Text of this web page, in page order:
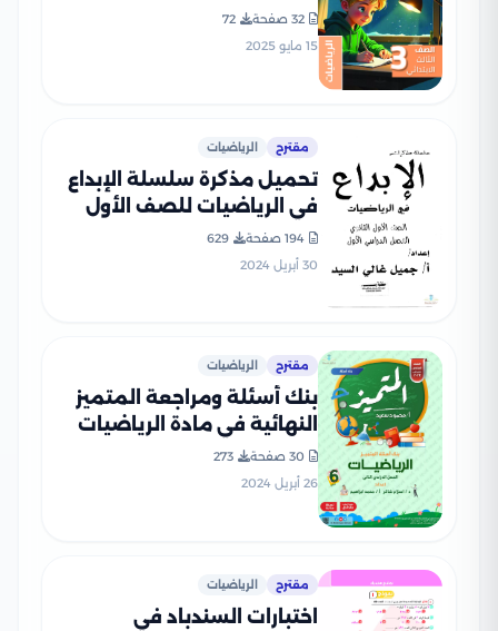
بالاجابات
32 صفحة
72
15 مايو 2025
مقترح الرياضيات
تحميل مذكرة سلسلة الإبداع
في الرياضيات للصف الأول
الثانوي الترم الأول
194 صفحة
629
30 أبريل 2024
مقترح الرياضيات
بنك أسئلة ومراجعة المتميز
النهائية في مادة الرياضيات
للصف السادس الابتدائي الترم
الثاني مع الإجابات النموذجية
30 صفحة
273
26 أبريل 2024
مقترح الرياضيات
اختبارات السندباد في